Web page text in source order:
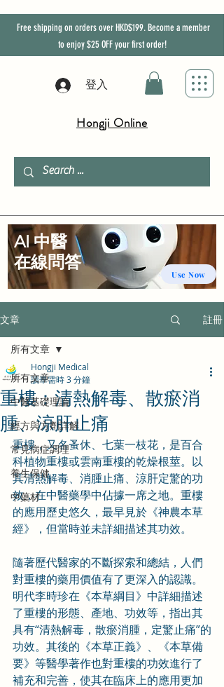
Free shipping on orders over HKD$199. Become a member
to enjoy$25 OFFyour first order!
登入
Hongji Online
文章 註冊
所有文章
中醫基礎理論
經方與方劑詳解
常見病症調理
養生保健
中藥材
所有文章
重樓：清熱解毒、散瘀消
腫、涼肝止痛
Hongji Medical
讀畢需時 3 分鐘
重樓，又名蚤休、七葉一枝花，是百合
科植物重樓或雲南重樓的乾燥根莖。以
其清熱解毒、消腫止痛、涼肝定驚的功
效，在中醫藥學中佔據一席之地。重樓
的應用歷史悠久，最早見於《神農本草
經》，但當時並未詳細描述其功效。
隨著歷代醫家的不斷探索和總結，人們
對重樓的藥用價值有了更深入的認識。
明代李時珍在《本草綱目》中詳細描述
了重樓的形態、產地、功效等，指出其
具有“清熱解毒，散瘀消腫，定驚止痛”的
功效。其後的《本草正義》、《本草備
要》等醫學著作也對重樓的功效進行了
補充和完善，使其在臨床上的應用更加
Use Now
AI 中醫
​在線問答